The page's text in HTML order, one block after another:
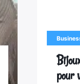
pour